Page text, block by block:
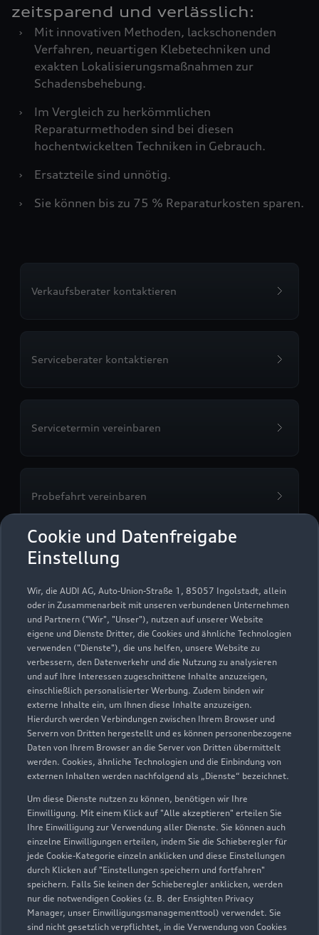
Cookie und Datenfreigabe
Einstellung
Wir, die AUDI AG, Auto-Union-Straße 1, 85057 Ingolstadt, allein
oder in Zusammenarbeit mit unseren verbundenen Unternehmen
und Partnern ("Wir", "Unser"), nutzen auf unserer Website
eigene und Dienste Dritter, die Cookies und ähnliche Technologien
verwenden ("Dienste"), die uns helfen, unsere Website zu
verbessern, den Datenverkehr und die Nutzung zu analysieren
und auf Ihre Interessen zugeschnittene Inhalte anzuzeigen,
einschließlich personalisierter Werbung. Zudem binden wir
externe Inhalte ein, um Ihnen diese Inhalte anzuzeigen.
Hierdurch werden Verbindungen zwischen Ihrem Browser und
Servern von Dritten hergestellt und es können personenbezogene
Daten von Ihrem Browser an die Server von Dritten übermittelt
werden. Cookies, ähnliche Technologien und die Einbindung von
externen Inhalten werden nachfolgend als „Dienste“ bezeichnet.
Um diese Dienste nutzen zu können, benötigen wir Ihre
Einwilligung. Mit einem Klick auf "Alle akzeptieren" erteilen Sie
Ihre Einwilligung zur Verwendung aller Dienste. Sie können auch
einzelne Einwilligungen erteilen, indem Sie die Schieberegler für
jede Cookie-Kategorie einzeln anklicken und diese Einstellungen
durch Klicken auf "Einstellungen speichern und fortfahren"
speichern. Falls Sie keinen der Schieberegler anklicken, werden
nur die notwendigen Cookies (z. B. der Ensighten Privacy
Manager, unser Einwilligungsmanagementtool) verwendet. Sie
sind nicht gesetzlich verpflichtet, in die Verwendung von Cookies
zeitsparend und verlässlich:
›
Mit innovativen Methoden, lackschonenden
Verfahren, neuartigen Klebetechniken und
exakten Lokalisierungsmaßnahmen zur
Schadensbehebung.
›
Im Vergleich zu herkömmlichen
Reparaturmethoden sind bei diesen
hochentwickelten Techniken in Gebrauch.
›
Ersatzteile sind unnötig.
›
Sie können bis zu 75 % Reparaturkosten sparen.
Verkaufsberater kontaktieren
Serviceberater kontaktieren
Servicetermin vereinbaren
Probefahrt vereinbaren
Autoverkauf Servicepartner e-tron
Nevigeser Straße 151, 161, 163
42553 Velbert
02053 491100
info_25@gottfried-schultz.de